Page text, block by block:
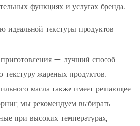
функциях и услугах бренда.
идеальной текстуры продуктов
— лучший способ
текстуру жареных продуктов.
масла также имеет решающее
мы рекомендуем выбирать
при высоких температурах,